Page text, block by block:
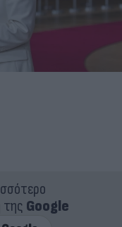
Google